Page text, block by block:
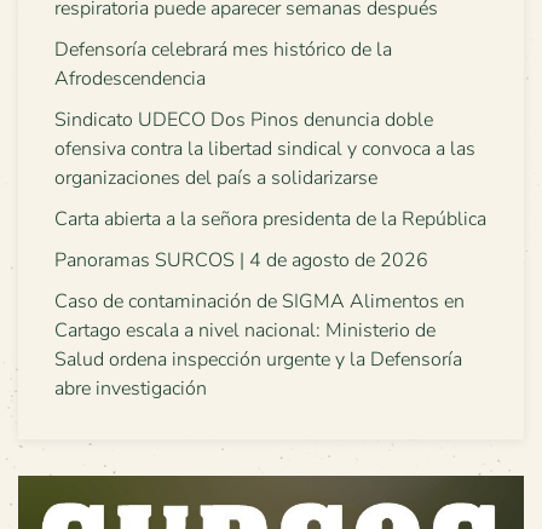
respiratoria puede aparecer semanas después
Defensoría celebrará mes histórico de la
Afrodescendencia
Sindicato UDECO Dos Pinos denuncia doble
ofensiva contra la libertad sindical y convoca a las
organizaciones del país a solidarizarse
Carta abierta a la señora presidenta de la República
Panoramas SURCOS | 4 de agosto de 2026
Caso de contaminación de SIGMA Alimentos en
Cartago escala a nivel nacional: Ministerio de
Salud ordena inspección urgente y la Defensoría
abre investigación